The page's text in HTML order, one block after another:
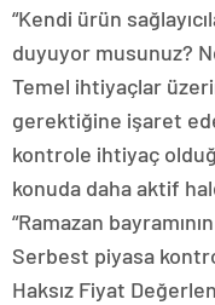
“Kendi ürün
duyuyor musunuz?
Temel ihtiyaçlar
gerektiğine işaret
kontrole ihtiyaç
konuda daha aktif
“Ramazan
Serbest piyasa
Haksız Fiyat